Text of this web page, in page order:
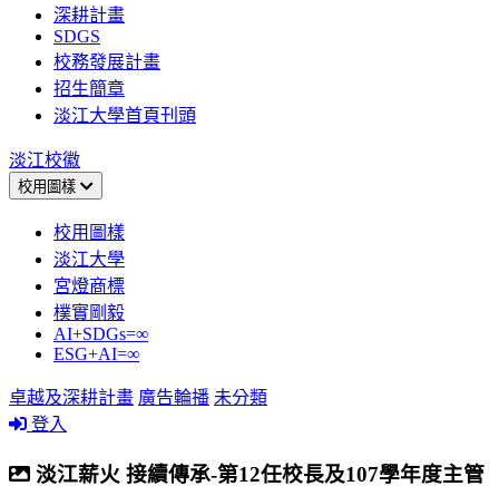
深耕計畫
SDGS
校務發展計畫
招生簡章
淡江大學首頁刊頭
淡江校徽
校用圖樣
校用圖樣
淡江大學
宮燈商標
樸實剛毅
AI+SDGs=∞
ESG+AI=∞
卓越及深耕計畫 廣告輪播 未分類
登入
淡江薪火 接續傳承-第12任校長及107學年度主管